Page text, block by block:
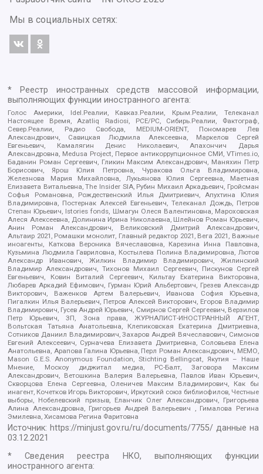
Мы в социальных сетях:
* Реестр иностранных средств массовой информации,
выполняющих функции иностранного агента:
Голос Америки, Idel.Реалии, Кавказ.Реалии, Крым.Реалии, Телеканал
Настоящее Время, Azatliq Radiosi, PCE/PC, Сибирь.Реалии, Фактограф,
Север.Реалии, Радио Свобода, MEDIUM-ORIENT, Пономарев Лев
Александрович, Савицкая Людмила Алексеевна, Маркелов Сергей
Евгеньевич, Камалягин Денис Николаевич, Апахончич Дарья
Александровна, Medusa Project, Первое антикоррупционное СМИ, VTimes.io,
Баданин Роман Сергеевич, Гликин Максим Александрович, Маняхин Петр
Борисович, Ярош Юлия Петровна, Чуракова Ольга Владимировна,
Железнова Мария Михайловна, Лукьянова Юлия Сергеевна, Маетная
Елизавета Витальевна, The Insider SIA, Рубин Михаил Аркадьевич, Гройсман
Софья Романовна, Рождественский Илья Дмитриевич, Апухтина Юлия
Владимировна, Постернак Алексей Евгеньевич, Телеканал Дождь, Петров
Степан Юрьевич, Istories fonds, Шмагун Олеся Валентиновна, Мароховская
Алеся Алексеевна, Долинина Ирина Николаевна, Шлейнов Роман Юрьевич,
Анин Роман Александрович, Великовский Дмитрий Александрович,
Альтаир 2021, Ромашки монолит, Главный редактор 2021, Вега 2021, Важные
иноагенты, Каткова Вероника Вячеславовна, Карезина Инна Павловна,
Кузьмина Людмила Гавриловна, Костылева Полина Владимировна, Лютов
Александр Иванович, Жилкин Владимир Владимирович, Жилинский
Владимир Александрович, Тихонов Михаил Сергеевич, Пискунов Сергей
Евгеньевич, Ковин Виталий Сергеевич, Кильтау Екатерина Викторовна,
Любарев Аркадий Ефимович, Гурман Юрий Альбертович, Грезев Александр
Викторович, Важенков Артем Валерьевич, Иванова София Юрьевна,
Пигалкин Илья Валерьевич, Петров Алексей Викторович, Егоров Владимир
Владимирович, Гусев Андрей Юрьевич, Смирнов Сергей Сергеевич, Верзилов
Петр Юрьевич, ЗП, Зона права, ЖУРНАЛИСТ-ИНОСТРАННЫЙ АГЕНТ,
Вольтская Татьяна Анатольевна, Клепиковская Екатерина Дмитриевна,
Сотников Даниил Владимирович, Захаров Андрей Вячеславович, Симонов
Евгений Алексеевич, Сурначева Елизавета Дмитриевна, Соловьева Елена
Анатольевна, Арапова Галина Юрьевна, Перл Роман Александрович, МЕМО,
Mason G.E.S. Anonymous Foundation, Stichting Bellingcat, Якутия – Наше
Мнение, Москоу диджитал медиа, РС-Балт, Заговора Максим
Александрович, Ветошкина Валерия Валерьевна, Павлов Иван Юрьевич,
Скворцова Елена Сергеевна, Оленичев Максим Владимирович, Как бы
инагент, Кочетков Игорь Викторович, Иркутский союз библиофилов, Честные
выборы, Нобелевский призыв, Еланчик Олег Александрович, Григорьева
Алина Александровна, Григорьев Андрей Валерьевич , Гималова Регина
Эмилевна, Хисамова Регина Фаритовна
Источник: https://minjust.gov.ru/ru/documents/7755/ данные на
03.12.2021
* Сведения реестра НКО, выполняющих функции
иностранного агента: